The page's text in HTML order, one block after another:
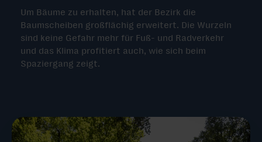
Um Bäume zu erhalten, hat der Bezirk die
Baumscheiben großflächig erweitert. Die Wurzeln
sind keine Gefahr mehr für Fuß- und Radverkehr
und das Klima profitiert auch, wie sich beim
Spaziergang zeigt.